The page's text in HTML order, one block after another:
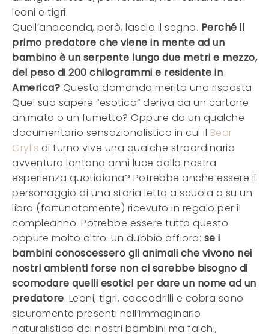
leoni e tigri.
Quell’anaconda, però, lascia il segno. Perché il
primo predatore che viene in mente ad un
bambino è un serpente lungo due metri e mezzo,
del peso di 200 chilogrammi e residente in
America? Questa domanda merita una risposta.
Quel suo sapere “esotico” deriva da un cartone
animato o un fumetto? Oppure da un qualche
documentario sensazionalistico in cui il Bear
Grylls di turno vive una qualche straordinaria
avventura lontana anni luce dalla nostra
esperienza quotidiana? Potrebbe anche essere il
personaggio di una storia letta a scuola o su un
libro (fortunatamente) ricevuto in regalo per il
compleanno. Potrebbe essere tutto questo
oppure molto altro. Un dubbio affiora: se i
bambini conoscessero gli animali che vivono nei
nostri ambienti forse non ci sarebbe bisogno di
scomodare quelli esotici per dare un nome ad un
predatore. Leoni, tigri, coccodrilli e cobra sono
sicuramente presenti nell’immaginario
naturalistico dei nostri bambini ma falchi,